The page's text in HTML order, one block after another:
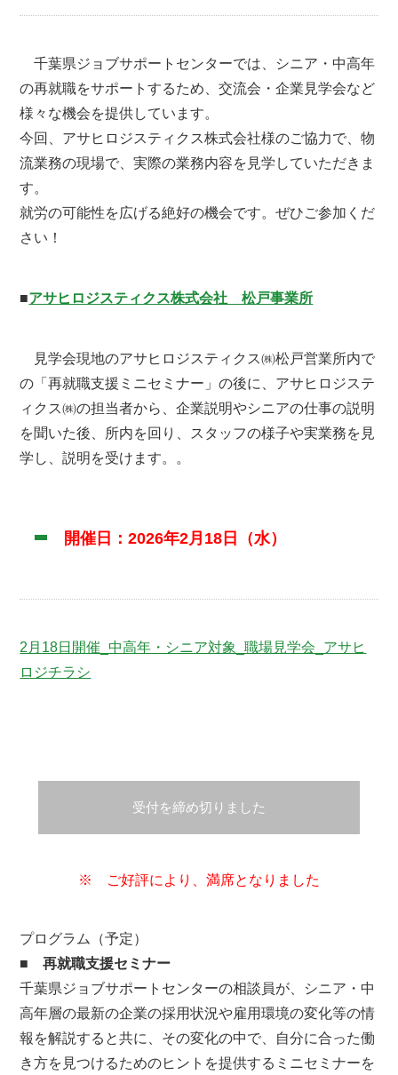
千葉県ジョブサポートセンターでは、シニア・中高年
の再就職をサポートするため、交流会・企業見学会など
様々な機会を提供しています。
今回、アサヒロジスティクス株式会社様のご協力で、物
流業務の現場で、実際の業務内容を見学していただきま
す。
就労の可能性を広げる絶好の機会です。ぜひご参加くだ
さい！
■アサヒロジスティクス株式会社 松戸事業所
見学会現地のアサヒロジスティクス㈱松戸営業所内で
の「再就職支援ミニセミナー」の後に、アサヒロジステ
ィクス㈱の担当者から、企業説明やシニアの仕事の説明
を聞いた後、所内を回り、スタッフの様子や実業務を見
学し、説明を受けます。。
開催日：2026年2月18日（水）
2月18日開催_中高年・シニア対象_職場見学会_アサヒ
ロジチラシ
受付を締め切りました
※ ご好評により、満席となりました
プログラム（予定）
■再就職支援セミナー
千葉県ジョブサポートセンターの相談員が、シニア・中
高年層の最新の企業の採用状況や雇用環境の変化等の情
報を解説すると共に、その変化の中で、自分に合った働
き方を見つけるためのヒントを提供するミニセミナーを